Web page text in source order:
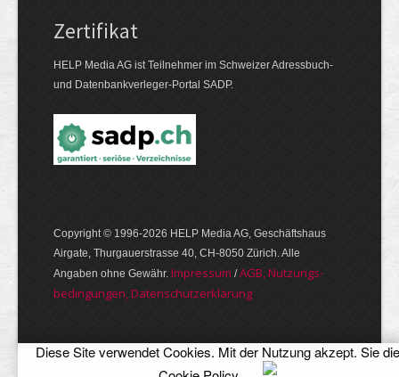
Zertifikat
HELP Media AG ist Teilnehmer im Schweizer Adressbuch-
und Datenbankverleger-Portal SADP.
Copyright © 1996-2026 HELP Media AG, Geschäftshaus
Airgate, Thurgauer­strasse 40, CH-8050 Zürich. Alle
Angaben ohne Gewähr. Im­pres­sum /AGB, Nut­zungs­
bedin­gungen, Daten­schutz­er­klärung
Diese Site verwendet Cookies. Mit der Nutzung akzept. Sie die